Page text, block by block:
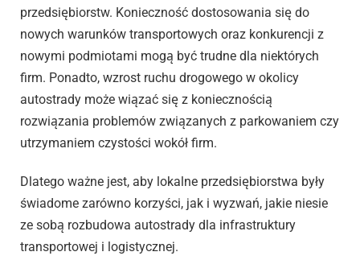
przedsiębiorstw. Konieczność dostosowania się do
nowych warunków transportowych oraz konkurencji z
nowymi podmiotami mogą być trudne dla niektórych
firm. Ponadto, wzrost ruchu drogowego w okolicy
autostrady może wiązać się z koniecznością
rozwiązania problemów związanych z parkowaniem czy
utrzymaniem czystości wokół firm.
Dlatego ważne jest, aby lokalne przedsiębiorstwa były
świadome zarówno korzyści, jak i wyzwań, jakie niesie
ze sobą rozbudowa autostrady dla infrastruktury
transportowej i logistycznej.